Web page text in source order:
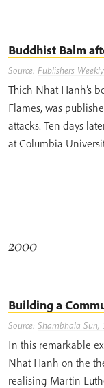
Buddhist Balm
Source: Publishers
Thich Nhat Hanh’s
Flames, was
attacks. Ten days
at Columbia
2000
Building a
Source: Shambhala Sun,
In this remarkable
Nhat Hanh on the
realising Martin